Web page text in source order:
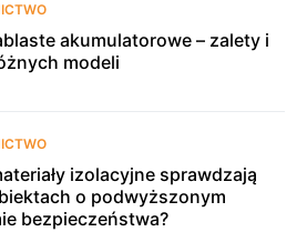
akumulatorowe – zalety i
modeli
izolacyjne sprawdzają
o podwyższonym
bezpieczeństwa?